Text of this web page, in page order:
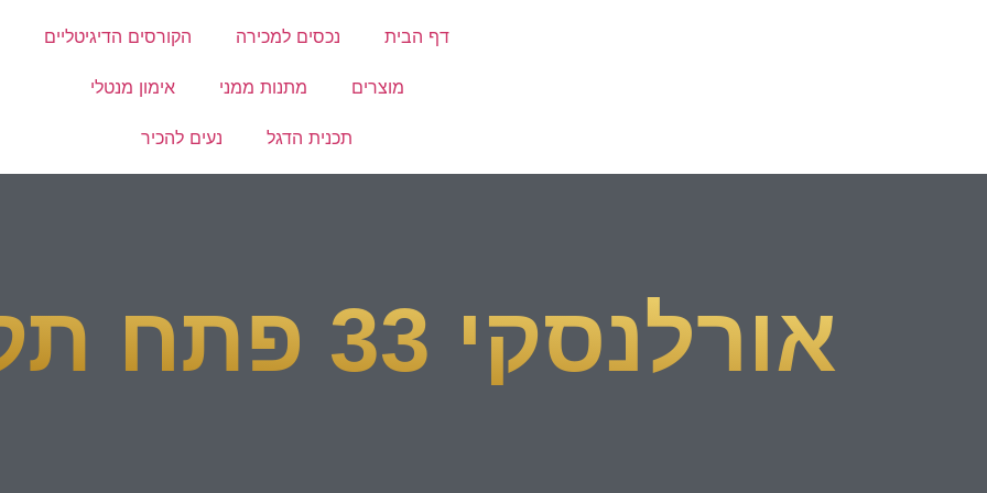
דף הבית נכסים למכירה הקורסים הדיגיטליים
מוצרים מתנות ממני אימון מנטלי
תכנית הדגל נעים להכיר
אורלנסקי 33 פתח תקוה